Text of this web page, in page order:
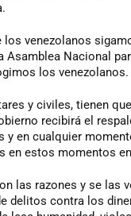
venezolanos
Nacional
los venezolanos.
y civiles, tienen
recibirá el
y en cualquier
en estos momentos
las razones y se las
delitos contra los